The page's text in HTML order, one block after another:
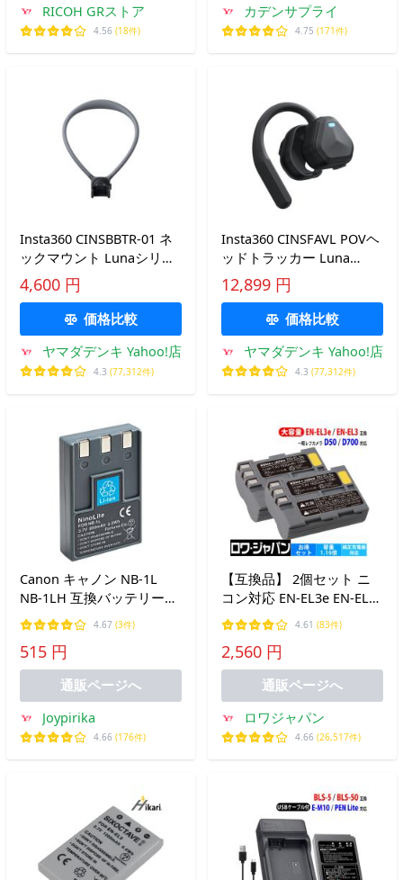
RICOH GRストア
4.56 (18件)
カデンサプライ
4.75 (171件)
Insta360 CINSBBTR-01 ネ
ックマウント Lunaシリー
ズ用 下にスライドして固
定
4,600 円
価格比較
ヤマダデンキ Yahoo!店
4.3 (77,312件)
Insta360 CINSFAVL POVヘ
ッドトラッカー Luna
Ultra用 ハンズフリー撮影
頭の動きを検知 IPX4防水
12,899 円
価格比較
ヤマダデンキ Yahoo!店
4.3 (77,312件)
Canon キャノン NB-1L
NB-1LH 互換バッテリー
IXY DIGITAL 200 IXY
DIGITAL 200a IXY DIGITAL
300 等 対応 充電器 CB-2LS
対応
4.67 (3件)
515 円
通販ページへ
Joypirika
4.66 (176件)
【互換品】 2個セット ニ
コン対応 EN-EL3e EN-EL3a
EN-EL3 大容量 バッテリー
D700 D300 D80 D50 対応
ロワジャパン
4.61 (83件)
2,560 円
通販ページへ
ロワジャパン
4.66 (26,517件)